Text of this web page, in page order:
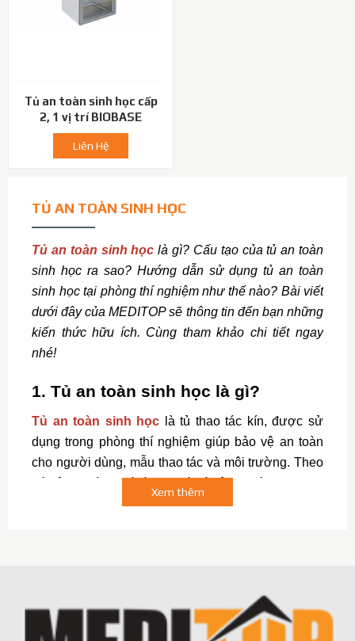
Tủ an toàn sinh học cấp
2, 1 vị trí BIOBASE
Liên Hệ
TỦ AN TOÀN SINH HỌC
Tủ an toàn sinh học là gì? Cấu tạo của tủ an toàn
sinh học ra sao? Hướng dẫn sử dụng tủ an toàn
sinh học tại phòng thí nghiệm như thế nào? Bài viết
dưới đây của MEDITOP sẽ thông tin đến bạn những
kiến thức hữu ích. Cùng tham khảo chi tiết ngay
nhé!
1. Tủ an toàn sinh học là gì?
Tủ an toàn sinh học là tủ thao tác kín, được sử
dụng trong phòng thí nghiệm giúp bảo vệ an toàn
cho người dùng, mẫu thao tác và môi trường. Theo
tủ an toàn sinh học cấp 2 và
Tủ an toàn sinh học
Xem thêm